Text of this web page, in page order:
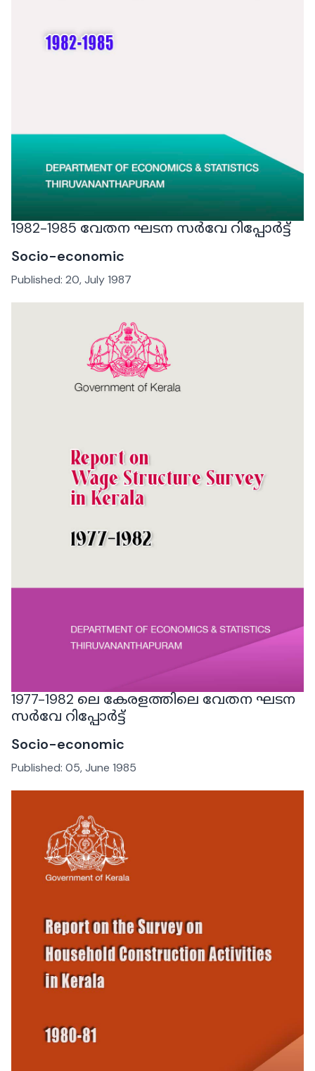
1982-1985 വേതന ഘടന സർവേ റിപ്പോർട്ട്
Socio-economic
Published: 20, July 1987
1977-1982 ലെ കേരളത്തിലെ വേതന ഘടന
സർവേ റിപ്പോർട്ട്
Socio-economic
Published: 05, June 1985